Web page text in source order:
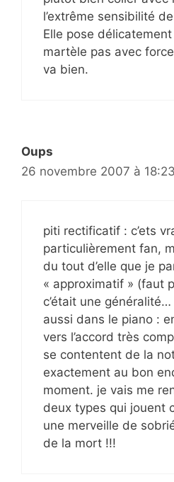
l’extrême sensibilité
Elle pose
martèle pas avec
va bien.
Oups
26 novembre 2007 à 18:23
piti rectificatif : c’ets
particulièrement fan,
du tout d’elle que je
« approximatif » (faut
c’était une généralité…
aussi dans le piano :
vers l’accord très
se contentent de la
exactement au bon
moment. je vais me
deux types qui jouent
une merveille de
de la mort !!!